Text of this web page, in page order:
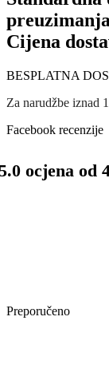
Cijena
BESPLATNA
Za narudžbe iznad
Facebook recenzije
ocjena od
Preporučeno